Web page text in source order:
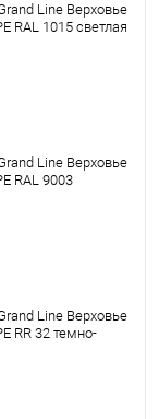
Line Верховье
RAL 1015 светлая
Line Верховье
RAL 9003
Line Верховье
RR 32 темно-